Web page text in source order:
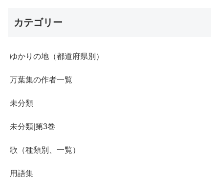
カテゴリー
ゆかりの地（都道府県別）
万葉集の作者一覧
未分類
未分類|第3巻
歌（種類別、一覧）
用語集